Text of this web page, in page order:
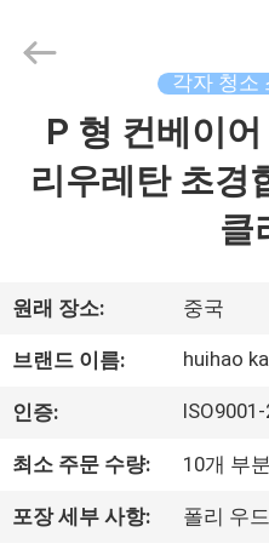
우
리
에
2026
Rights
Reserved.
각자 청소
P 형 컨베이
리우레탄 초경
클
원래 장소: 중국
브랜드 이름: huihao
인증:
최소 주문 수량: 10개 부분
포장 세부 사항: 폴리 우